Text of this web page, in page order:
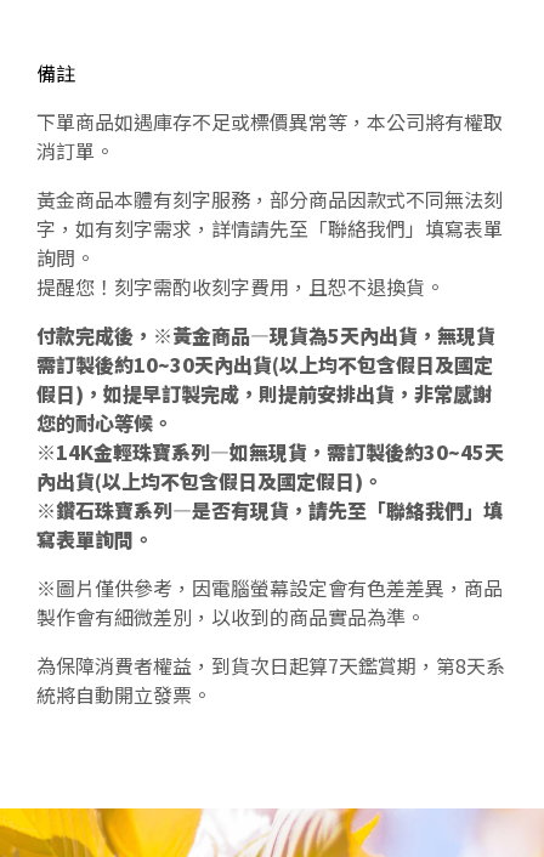
備註
下單商品如遇庫存不足或標價異常等，本公司將有權取
消訂單。
黃金商品本體有刻字服務，部分商品因款式不同無法刻
字，如有刻字需求，詳情請先至「聯絡我們」填寫表單
詢問。
提醒您！刻字需酌收刻字費用，且恕不退換貨。
付款完成後，※黃金商品—現貨為5天內出貨，無現貨
需訂製後約10~30天內出貨(以上均不包含假日及國定
假日)，如提早訂製完成，則提前安排出貨，非常感謝
您的耐心等候。
※14K金輕珠寶系列—如無現貨，需訂製後約30~45天
內出貨(以上均不包含假日及國定假日)。
※鑽石珠寶系列—是否有現貨，請先至「聯絡我們」填
寫表單詢問。
※圖片僅供參考，因電腦螢幕設定會有色差差異，商品
製作會有細微差別，以收到的商品實品為準。
為保障消費者權益，到貨次日起算7天鑑賞期，第8天系
統將自動開立發票。